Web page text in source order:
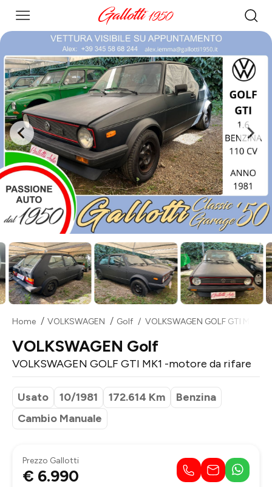
Home VOLKSWAGEN Golf VOLKSWAGEN GOLF GTI MK1
VOLKSWAGEN Golf
VOLKSWAGEN GOLF GTI MK1 -motore da rifare
Usato 10/1981 172.614 Km
Benzina
Cambio Manuale
Prezzo Gallotti
€ 6.990